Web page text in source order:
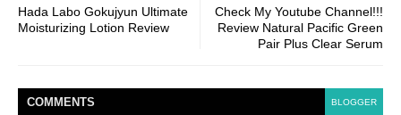
Check My Youtube Channel!!!
Review Natural Pacific Green
Pair Plus Clear Serum
Hada Labo Gokujyun Ultimate
Moisturizing Lotion Review
COMMENTS BLOGGER